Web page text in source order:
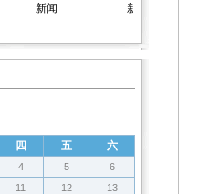
新闻
新闻
四 五 六
4 5
6
11 12
13